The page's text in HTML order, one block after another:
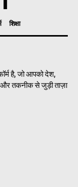
शिक्षा
है, जो आपको देश,
और तकनीक से जुड़ी ताज़ा